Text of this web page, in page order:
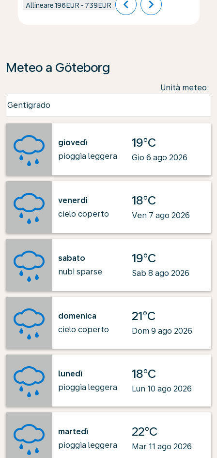
Allineare196EUR - 739EUR chevron_left chevron_right
Meteo a Göteborg
Unità meteo:
Centigrado
keyboard_arrow_down
giovedì
pioggia leggera
19°C
Gio 6 ago 2026
venerdì
cielo coperto
18°C
Ven 7 ago 2026
sabato
nubi sparse
19°C
Sab 8 ago 2026
domenica
cielo coperto
21°C
Dom 9 ago 2026
lunedì
pioggia leggera
18°C
Lun 10 ago 2026
martedì
pioggia leggera
22°C
Mar 11 ago 2026